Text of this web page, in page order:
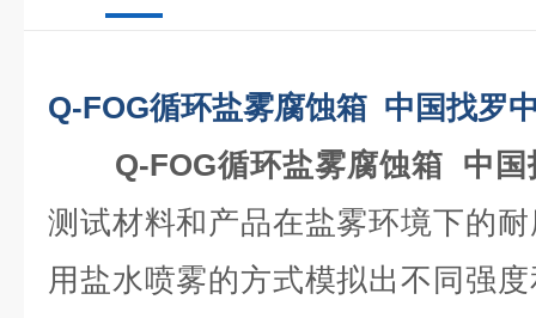
Q-FOG循环盐雾腐蚀箱 中国找罗
Q-FOG循环盐雾腐蚀箱 中国
测试材料和产品在盐雾环境下的
用盐水喷雾的方式模拟出不同强